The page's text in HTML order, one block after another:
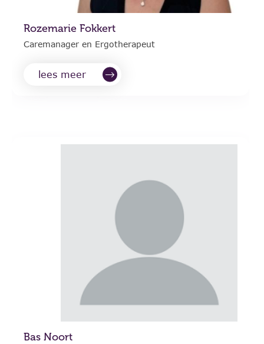
Rozemarie Fokkert
Caremanager en Ergotherapeut
lees meer
Bas Noort